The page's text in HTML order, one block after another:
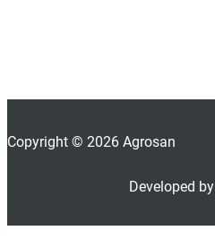
Copyright © 2026 Agrosan
Developed by